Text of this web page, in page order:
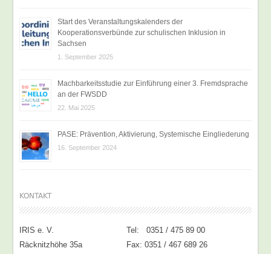
Start des Veranstaltungskalenders der
Kooperationsverbünde zur schulischen Inklusion in
Sachsen
1. September 2025
Machbarkeitsstudie zur Einführung einer 3. Fremdsprache
an der FWSDD
22. Mai 2025
PASE: Prävention, Aktivierung, Systemische Eingliederung
16. September 2024
KONTAKT
IRIS e. V.
Tel: 0351 / 475 89 00
Räcknitzhöhe 35a
Fax: 0351 / 467 689 26